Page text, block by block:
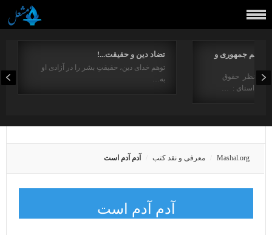
تضاد دین و حقیقت...!
توهم خدای دین، حقیقتِ بشر را در آزادی او
به…
جمهوری و
از منظر حقوق
در راستای : …
Mashal.org معرفی و نقد کتب آدم آدم است
آدم آدم است